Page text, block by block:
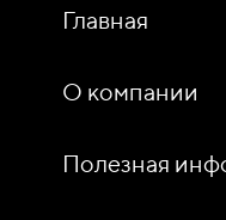
Главная
О компании
Полезная